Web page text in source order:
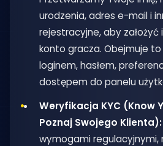
urodzenia, adres e-mail i
rejestracyjne, aby
konto gracza. Obejmuje
loginem, hasłem,
dostępem do panelu
Weryfikacja KYC (Know
Poznaj Swojego Klienta):
wymogami regulacyjnymi,